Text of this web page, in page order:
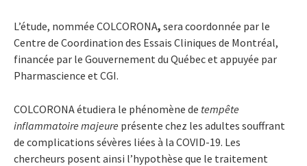
L’étude, nommée COLCORONA, sera coordonnée par le
Centre de Coordination des Essais Cliniques de Montréal,
financée par le Gouvernement du Québec et appuyée par
Pharmascience et CGI.
COLCORONA étudiera le phénomène de tempête
inflammatoire majeure présente chez les adultes souffrant
de complications sévères liées à la COVID-19. Les
chercheurs posent ainsi l’hypothèse que le traitement